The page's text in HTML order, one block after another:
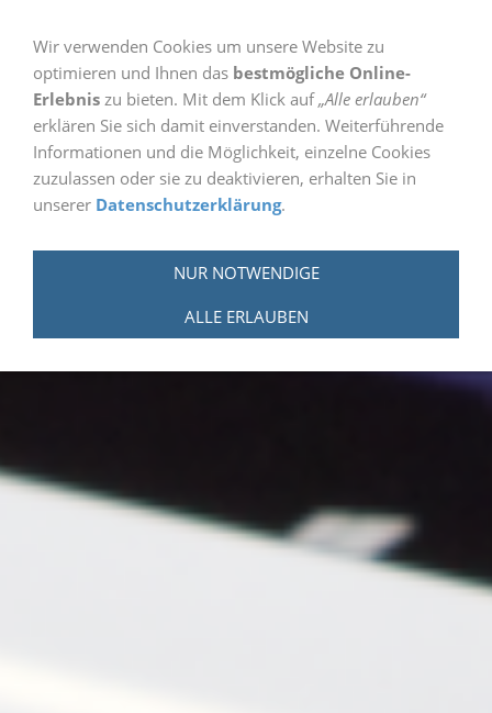
Navigation einblenden
Wir verwenden Cookies um unsere Website zu
optimieren und Ihnen das bestmögliche Online-
Erlebnis zu bieten. Mit dem Klick auf„Alle erlauben“
erklären Sie sich damit einverstanden. Weiterführende
Informationen und die Möglichkeit, einzelne Cookies
zuzulassen oder sie zu deaktivieren, erhalten Sie in
unserer Datenschutzerklärung.
NUR NOTWENDIGE
ALLE ERLAUBEN